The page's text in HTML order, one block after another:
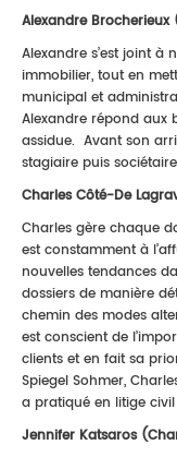
Alexandre Brocherieux
Alexandre s’est joint
immobilier, tout en
municipal et
Alexandre répond aux
assidue. Avant son
stagiaire puis
Charles Côté-De
Charles gère chaque
est constamment à
nouvelles tendances
dossiers de manière
chemin des modes
est conscient de
clients et en fait sa
Spiegel Sohmer,
a pratiqué en litige
Jennifer Katsaros